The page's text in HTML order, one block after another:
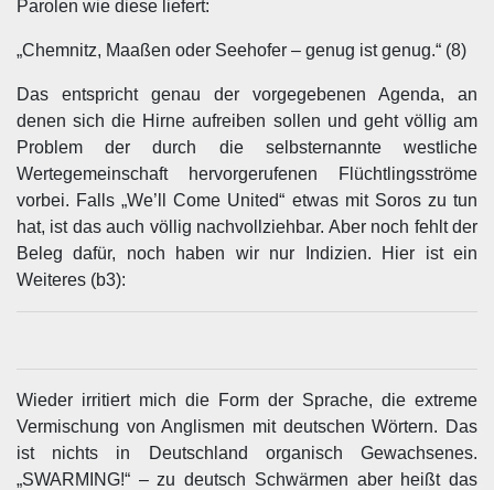
Parolen wie diese liefert:
„Chemnitz, Maaßen oder Seehofer – genug ist genug.“ (8)
Das entspricht genau der vorgegebenen Agenda, an
denen sich die Hirne aufreiben sollen und geht völlig am
Problem der durch die selbsternannte westliche
Wertegemeinschaft hervorgerufenen Flüchtlingsströme
vorbei. Falls „We’ll Come United“ etwas mit Soros zu tun
hat, ist das auch völlig nachvollziehbar. Aber noch fehlt der
Beleg dafür, noch haben wir nur Indizien. Hier ist ein
Weiteres (b3):
Wieder irritiert mich die Form der Sprache, die extreme
Vermischung von Anglismen mit deutschen Wörtern. Das
ist nichts in Deutschland organisch Gewachsenes.
„SWARMING!“ – zu deutsch Schwärmen aber heißt das